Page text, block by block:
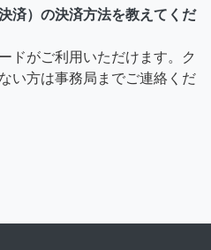
済）の決済方法を教えてくだ
ドがご利用いただけます。ク
い方は事務局までご連絡くだ